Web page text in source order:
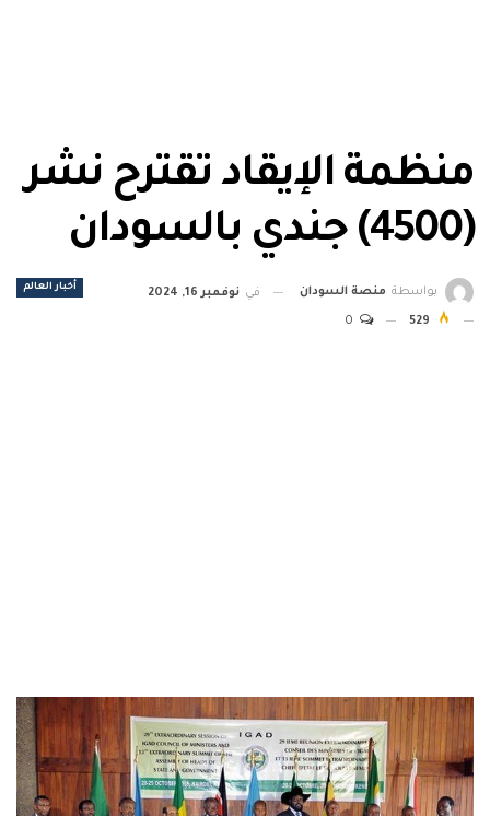
منظمة الإيقاد تقترح نشر
(4500) جندي بالسودان
أخبار العالم بواسطة منصة السودان في نوفمبر 16, 2024
529